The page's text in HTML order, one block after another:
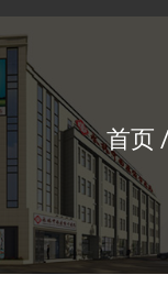
首页